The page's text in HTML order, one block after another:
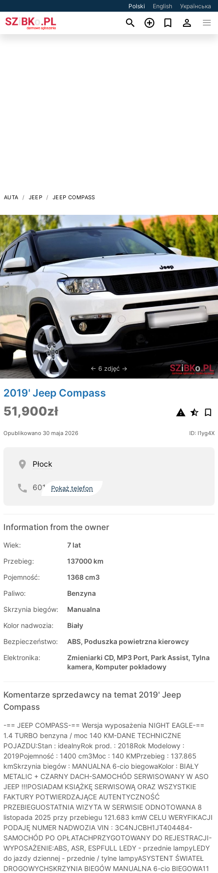
Polski English Українська
AUTA JEEP JEEP COMPASS
6 zdjęć
2019' Jeep Compass
51,900zł
Opublikowano 30 maja 2026 ID: I1yg4X
Płock
601 Pokaż telefon
Information from the owner
Wiek:
7 lat
Przebieg:
137000 km
Pojemność:
1368 cm3
Paliwo:
Benzyna
Skrzynia biegów:
Manualna
Kolor nadwozia:
Biały
Bezpieczeństwo:
ABS, Poduszka powietrzna kierowcy
Elektronika:
Zmieniarki CD, MP3 Port, Park Assist, Tylna
kamera, Komputer pokładowy
Komentarze sprzedawcy na temat 2019' Jeep
Compass
-== JEEP COMPASS-== Wersja wyposażenia NIGHT EAGLE-==
1.4 TURBO benzyna / moc 140 KM-DANE TECHNICZNE
POJAZDU:Stan : idealnyRok prod. : 2018Rok Modelowy :
2019Pojemność : 1400 cm3Moc : 140 KMPrzebieg : 137.865
kmSkrzynia biegów : MANUALNA 6-cio biegowaKolor : BIAŁY
METALIC + CZARNY DACH-SAMOCHÓD SERWISOWANY W ASO
JEEP !!!POSIADAM KSIĄŻKĘ SERWISOWĄ ORAZ WSZYSTKIE
FAKTURY POTWIERDZAJĄCE AUTENTYCZNOŚĆ
PRZEBIEGUOSTATNIA WIZYTA W SERWISIE ODNOTOWANA 8
listopada 2025 przy przebiegu 121.683 kmW CELU WERYFIKACJI
PODAJĘ NUMER NADWOZIA VIN : 3C4NJCBH1JT404484-
SAMOCHÓD PO OPŁATACHPRZYGOTOWANY DO REJESTRACJI-
WYPOSAŻENIE:ABS, ASR, ESPFULL LEDY - przednie lampyLEDY
do jazdy dziennej - przednie / tylne lampyASYSTENT ŚWIATEŁ
DROGOWYCHSKRZYNIA BIEGÓW MANUALNA 6-cio BIEGOWA11